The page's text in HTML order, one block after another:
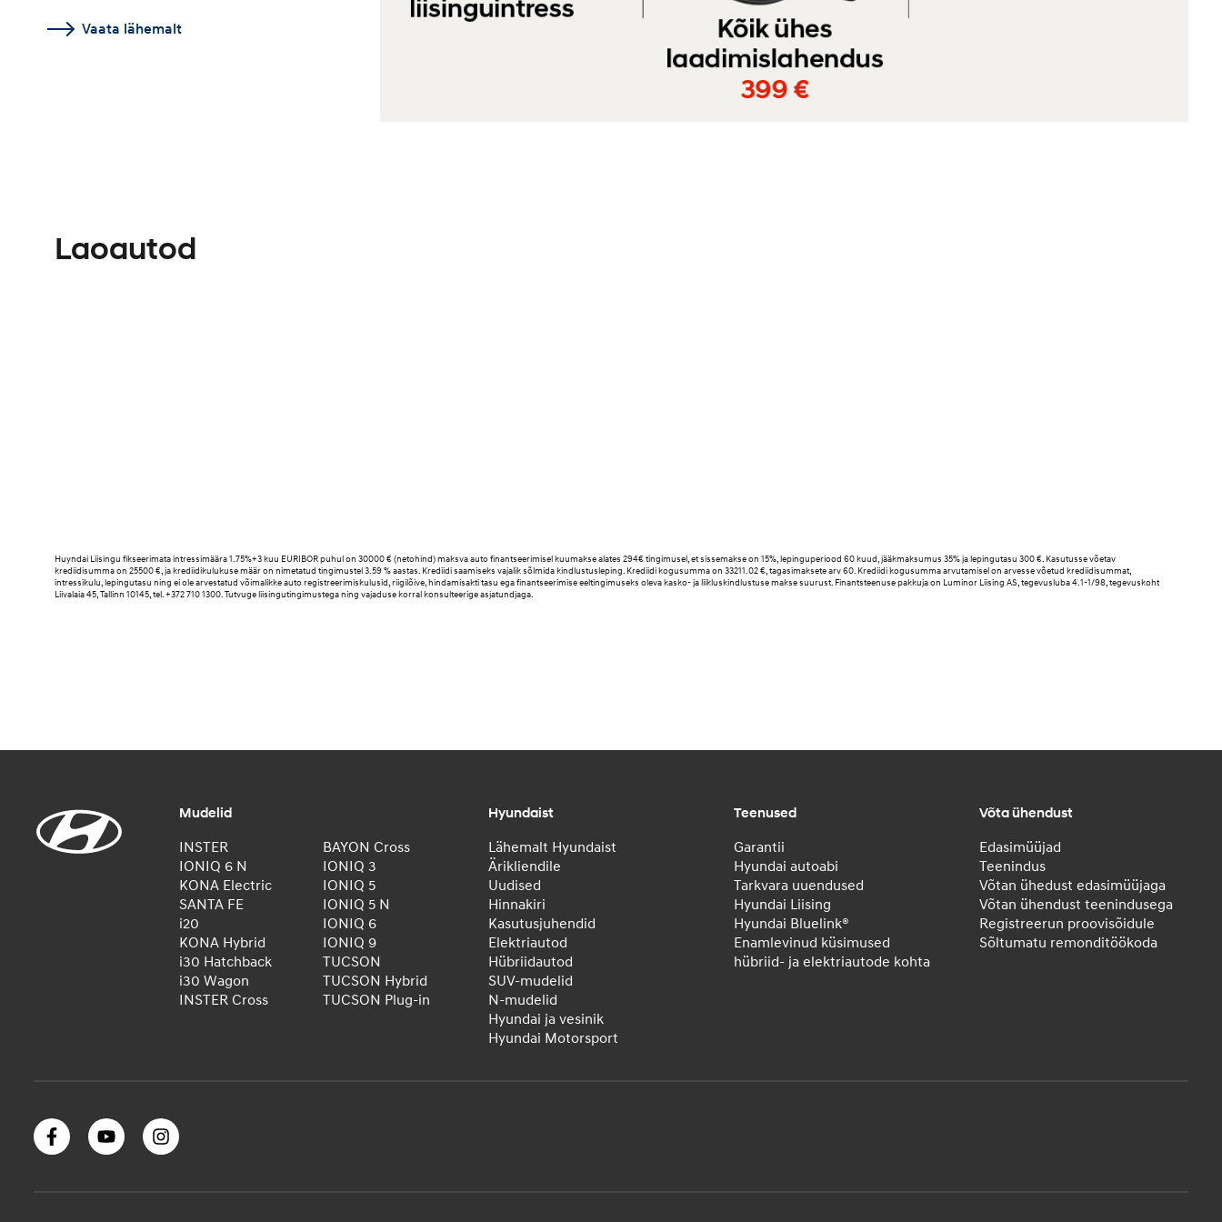
Vaata lähemalt
Laoautod
Huyndai Liisingu fikseerimata intressimäära 1.75%+3 kuu EURIBOR puhul on 30000 € (netohind) maksva auto finantseerimisel kuumakse alates 294€ tingimusel, et sissemakse on 15%, lepinguperiood 60 kuud, jääkmaksumus 35% ja lepingutasu 300 €. Kasutusse võetav
krediidisumma on 25500 €, ja krediidikulukuse määr on nimetatud tingimustel 3.59 % aastas. Krediidi saamiseks vajalik sõlmida kindlustusleping. Krediidi kogusumma on 33211.02 €, tagasimaksete arv 60. Krediidi kogusumma arvutamisel on arvesse võetud krediidisummat,
intressikulu, lepingutasu ning ei ole arvestatud võimalikke auto registreerimiskulusid, riigilõive, hindamisakti tasu ega finantseerimise eeltingimuseks oleva kasko- ja liikluskindlustuse makse suurust. Finantsteenuse pakkuja on Luminor Liising AS, tegevusluba 4.1-1/98, tegevuskoht
Liivalaia 45, Tallinn 10145, tel. +372 710 1300. Tutvuge liisingutingimustega ning vajaduse korral konsulteerige asjatundjaga.
Mudelid
INSTER
IONIQ 6 N
KONA Electric
SANTA FE
i20
KONA Hybrid
i30 Hatchback
i30 Wagon
INSTER Cross
BAYON Cross
IONIQ 3
IONIQ 5
IONIQ 5 N
IONIQ 6
IONIQ 9
TUCSON
TUCSON Hybrid
TUCSON Plug-in
Hyundaist
Lähemalt Hyundaist
Ärikliendile
Uudised
Hinnakiri
Kasutusjuhendid
Elektriautod
Hübriidautod
SUV-mudelid
N-mudelid
Hyundai ja vesinik
Hyundai Motorsport
Teenused
Garantii
Hyundai autoabi
Tarkvara uuendused
Hyundai Liising
Hyundai Bluelink®
Enamlevinud küsimused
hübriid- ja elektriautode kohta
Võta ühendust
Edasimüüjad
Teenindus
Võtan ühedust edasimüüjaga
Võtan ühendust teenindusega
Registreerun proovisõidule
Sõltumatu remonditöökoda